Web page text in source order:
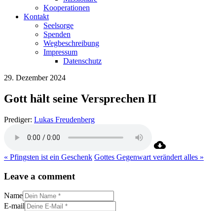
Kooperationen
Kontakt
Seelsorge
Spenden
Wegbeschreibung
Impressum
Datenschutz
29. Dezember 2024
Gott hält seine Versprechen II
Prediger: Lukas Freudenberg
« Pfingsten ist ein Geschenk Gottes Gegenwart verändert alles »
Leave a comment
Name
E-mail